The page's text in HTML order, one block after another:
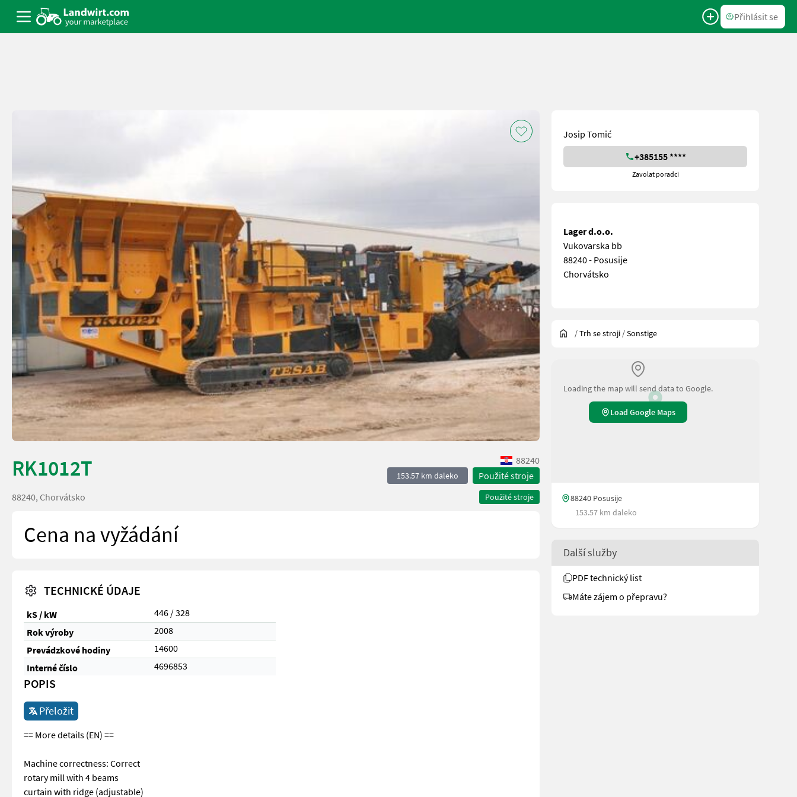
Přihlásit se
RK1012T 88240
153.57 km daleko Použité stroje
Použité stroje
88240, Chorvátsko
Cena na vyžádání
TECHNICKÉ ÚDAJE
kS / kW
446 / 328
Rok výroby
2008
Prevádzkové hodiny
14600
Interné číslo
4696853
POPIS
Přeložit
== More details (EN) ==
Machine correctness: Correct
rotary mill with 4 beams
curtain with ridge (adjustable)
Josip Tomić
+385155 ****
Zavolat poradci
Lager d.o.o.
Vukovarska bb
88240 - Posusije
Chorvátsko
/Trh se stroji /Sonstige
Loading the map will send data to Google.
Load Google Maps
88240 Posusije
153.57 km daleko
Další služby
PDF technický list
Máte zájem o přepravu?